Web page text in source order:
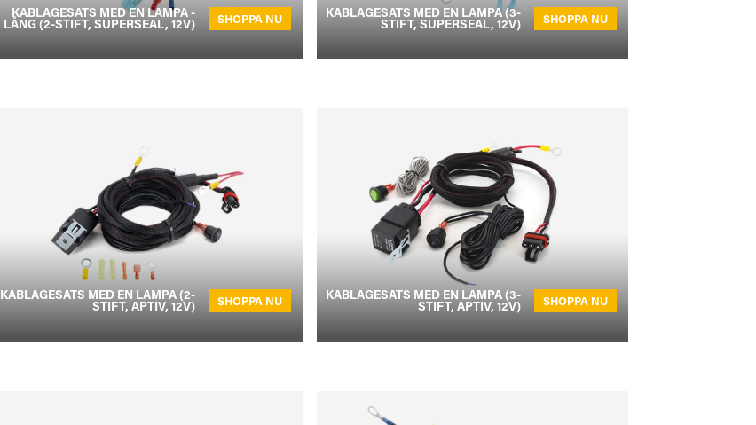
KABLAGESATS MED EN LAMPA -
LÅNG (2-STIFT, SUPERSEAL, 12V) SHOPPA NU KABLAGESATS MED EN LAMPA (3-
STIFT, SUPERSEAL, 12V) SHOPPA NU
KABLAGESATS MED EN LAMPA (2-
STIFT, APTIV, 12V) SHOPPA NU KABLAGESATS MED EN LAMPA (3-
STIFT, APTIV, 12V) SHOPPA NU